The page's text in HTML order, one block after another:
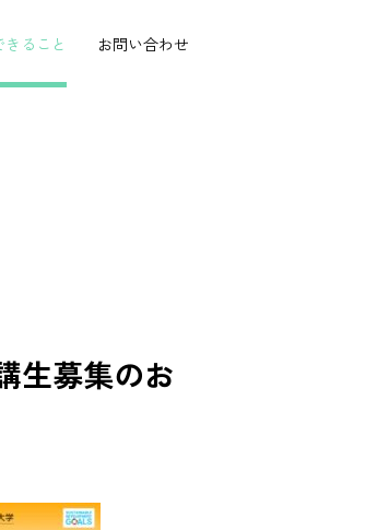
きること お問い合わせ
生募集のお